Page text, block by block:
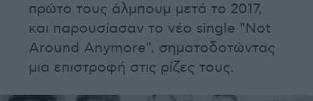
πρώτο τους άλμπουμ μετά το 2017,
και παρουσίασαν το νέο single "Not
Around Anymore", σηματοδοτώντας
μια επιστροφή στις ρίζες τους.